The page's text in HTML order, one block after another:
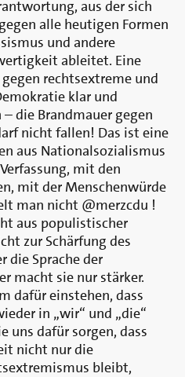
aus der sich
alle heutigen Formen
und andere
ableitet. Eine
rechtsextreme und
klar und
die Brandmauer gegen
nicht fallen! Das ist eine
aus Nationalsozialismus
mit den
mit der Menschenwürde
man nicht @merzcdu !
aus populistischer
zur Schärfung des
die Sprache der
macht sie nur stärker.
dafür einstehen, dass
in „wir“ und „die“
uns dafür sorgen, dass
nicht nur die
bleibt,